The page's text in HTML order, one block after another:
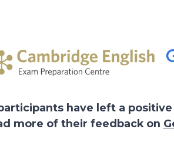
have left a
more of their feedback on